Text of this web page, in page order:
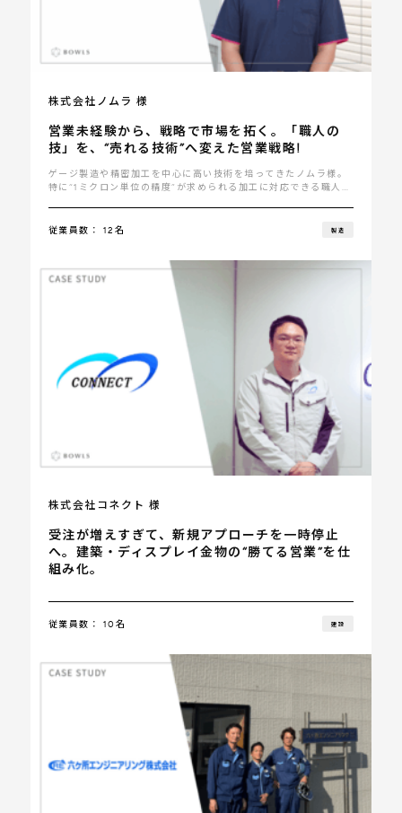
株式会社ノムラ 様
営業未経験から、戦略で市場を拓く。「職人の
技」を、“売れる技術”へ変えた営業戦略!
ゲージ製造や精密加工を中心に高い技術を培ってきたノムラ様。
特に“1ミクロン単位の精度”が求められる加工に対応できる職人技
従業員数： 12名 製造
株式会社コネクト 様
受注が増えすぎて、新規アプローチを一時停止
へ。建築・ディスプレイ金物の“勝てる営業”を仕
組み化。
従業員数： 10名 建設